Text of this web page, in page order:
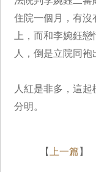
住院一個月，有沒
上，而和李婉鈺
人，倒是立院同袍
人紅是非多，這
分明。
【 上一篇 】